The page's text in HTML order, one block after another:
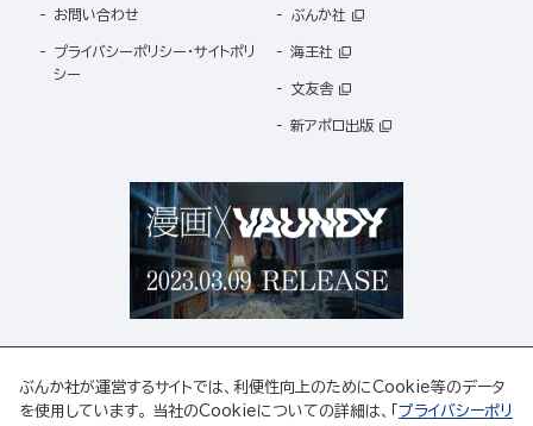
お問い合わせ
プライバシーポリシー・サイトポリ
シー
ぶんか社
海王社
文友舎
新アポロ出版
ぶんか社が運営するサイトでは、利便性向上のためにCookie等のデータ
を使用しています。 当社のCookieについての詳細は、「 プライバシーポリ